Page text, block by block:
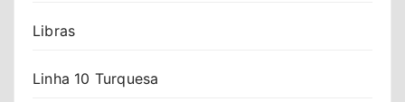
Libras
Linha 10 Turquesa